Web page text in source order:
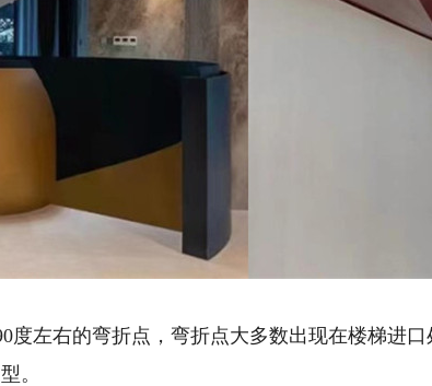
左右的弯折点，弯折点大多数出现在楼梯进
。